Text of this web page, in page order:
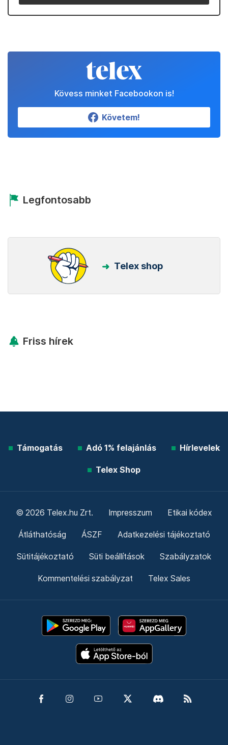
Kövess minket Facebookon is!
Követem!
Legfontosabb
Telex shop
Friss hírek
Támogatás Adó 1% felajánlás Hírlevelek
Telex Shop
© 2026 Telex.hu Zrt. Impresszum Etikai kódex
Átláthatóság ÁSZF Adatkezelési tájékoztató
Sütitájékoztató Süti beállítások Szabályzatok
Kommentelési szabályzat Telex Sales